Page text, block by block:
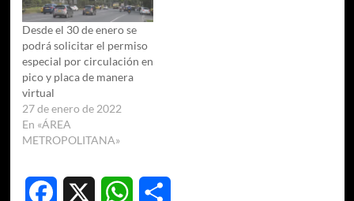
Desde el 30 de enero se
podrá solicitar el permiso
especial por circulación en
pico y placa de manera
virtual
27 de enero de 2022
En «ÁREA
METROPOLITANA»
Facebook WhatsApp